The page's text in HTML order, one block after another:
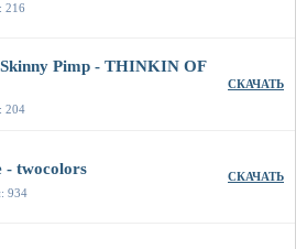
216
Pimp - THINKIN OF
204
СКАЧАТЬ
- twocolors
934
СКАЧАТЬ